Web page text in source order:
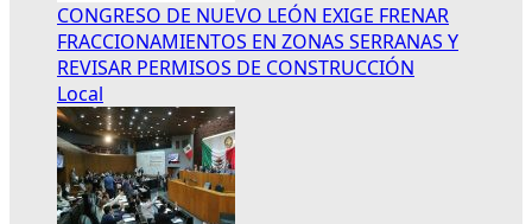
CONGRESO DE NUEVO LEÓN EXIGE FRENAR
FRACCIONAMIENTOS EN ZONAS SERRANAS Y
REVISAR PERMISOS DE CONSTRUCCIÓN
Local